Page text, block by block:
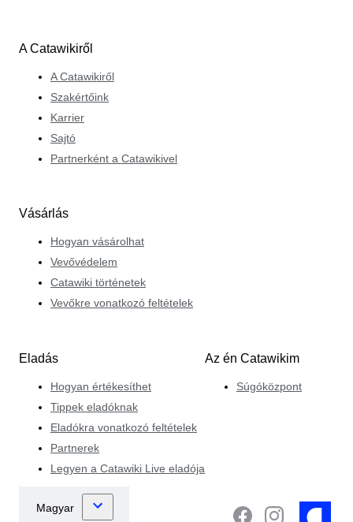
A Catawikiről
A Catawikiről
Szakértőink
Karrier
Sajtó
Partnerként a Catawikivel
Vásárlás
Hogyan vásárolhat
Vevővédelem
Catawiki történetek
Vevőkre vonatkozó feltételek
Eladás
Hogyan értékesíthet
Tippek eladóknak
Eladókra vonatkozó feltételek
Partnerek
Legyen a Catawiki Live eladója
Az én Catawikim
Súgóközpont